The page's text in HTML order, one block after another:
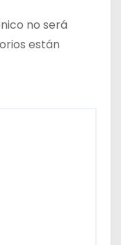
no será
están